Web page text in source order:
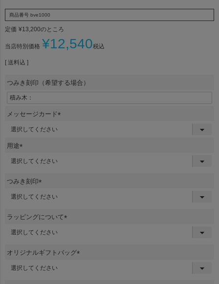
商品番号 bve1000
定価 ¥13,200のところ
当店特別価格 ¥12,540税込
送料込
つみき刻印（希望する場合）
メッセージカード
用途
(
)
つみき刻印
)
ラッピングについて
オリジナルギフトバッグ